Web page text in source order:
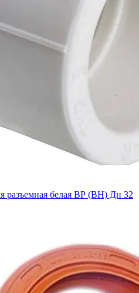
разъемная белая ВР (ВН) Дн 32